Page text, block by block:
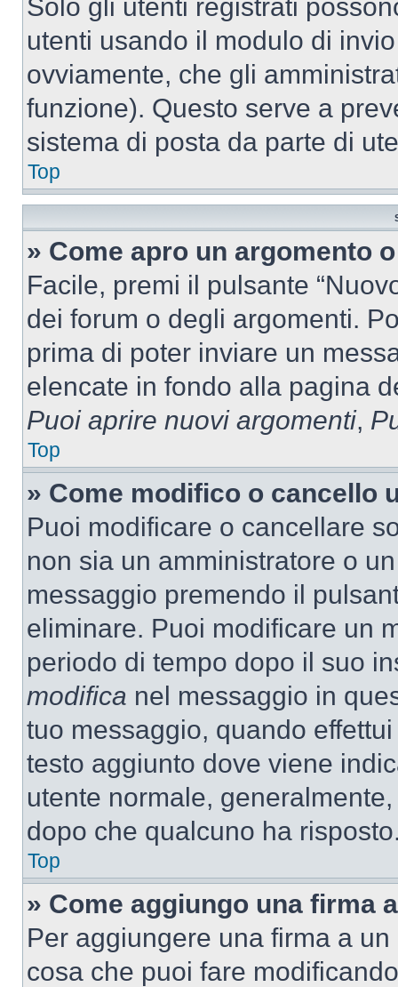
Solo gli utenti registrati
utenti usando il modulo di
ovviamente, che gli
funzione). Questo serve a
sistema di posta da parte di
Top
» Come apro un argomento
Facile, premi il pulsante
dei forum o degli argomenti.
prima di poter inviare un
elencate in fondo alla pagina
Puoi aprire nuovi argomenti,
Top
» Come modifico o cancello
Puoi modificare o cancellare
non sia un amministratore o
messaggio premendo il
eliminare. Puoi modificare un
periodo di tempo dopo il suo
modifica nel messaggio in
tuo messaggio, quando
testo aggiunto dove viene
utente normale,
dopo che qualcuno ha
Top
» Come aggiungo una firma
Per aggiungere una firma a
cosa che puoi fare